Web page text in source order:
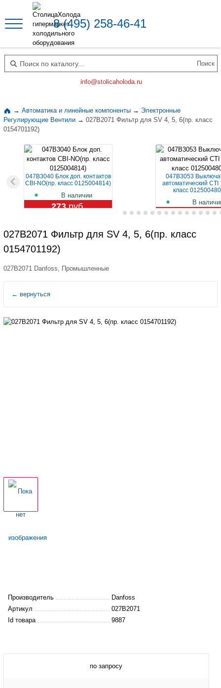
8 (495) 258-46-41
Поиск по каталогу
info@stolicaholoda.ru
→ Автоматика и линейные компоненты → Электронные
Регулирующие Вентили → 027B2071 Фильтр для SV 4, 5, 6(пр. класс
0154701192)
047B3040 Блок доп. контактов
CBI-NO(пр. класс 0125004814)
В наличии
273руб.
047B3053
автоматический CTI
класс
В
1 129 руб.
027B2071 Фильтр для SV 4, 5, 6(пр. класс
0154701192)
027B2071 Danfoss, Промышленные
← вернуться
Производитель
Danfoss
Артикул
027B2071
Id товара
9887
по запросу